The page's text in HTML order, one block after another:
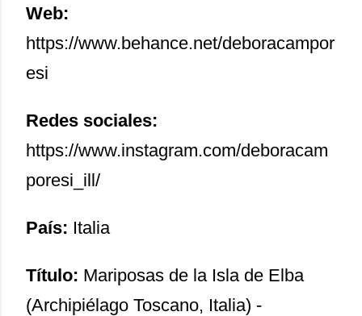
Web:
https://www.behance.net/deboracampor
esi
Redes sociales:
https://www.instagram.com/deboracam
poresi_ill/
País: Italia
Título: Mariposas de la Isla de Elba
(Archipiélago Toscano, Italia) -